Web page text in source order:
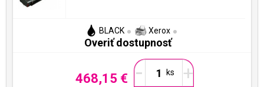
BLACK Xerox
Overiť dostupnosť
468,15 € - +